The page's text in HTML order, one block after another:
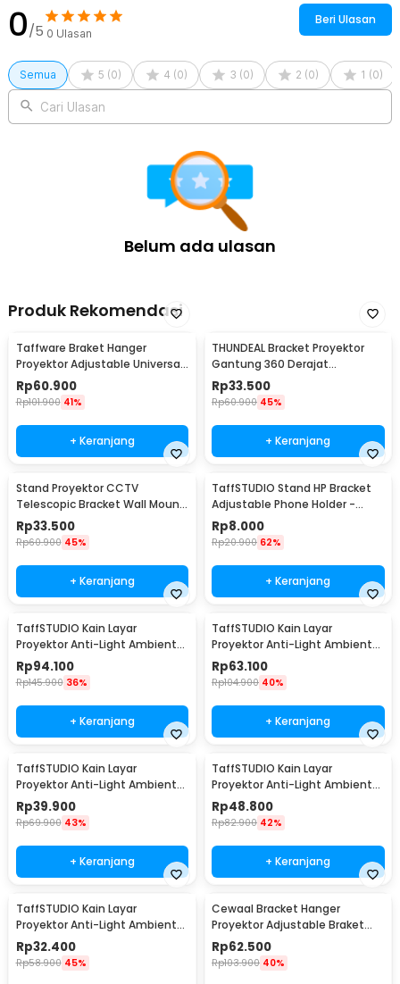
pergeseran tak diinginkan dan memastikan GPU selalu dalam posisi
stabil.
Bracket GPU ini dirancang kompatibel dengan casing ATX mid
tower maupun full tower. Ukurannya memastikan posisi support
tepat di bawah GPU tanpa mengganggu airflow atau kabel
management. Penempatan yang presisi membantu menjaga
Rincian yang Anda dapatkan untuk pembelian produk ini:
0/5 0 Ulasan
Beri Ulasan
Semua 5 (0) 4 (0) 3 (0) 2 (0) 1 (0)
Cari Ulasan
Belum ada ulasan
Produk Rekomendasi
Taffware Braket Hanger
Proyektor Adjustable Universal
Bracket - NB-P1
Rp60.900
Rp101.900 41%
+ Keranjang
THUNDEAL Bracket Proyektor
Gantung 360 Derajat
Adjustable 10kg - PH45
Rp33.500
Rp60.900 45%
+ Keranjang
Stand Proyektor CCTV
Telescopic Bracket Wall Mount
Ball Head - FT-810
Rp33.500
Rp60.900 45%
+ Keranjang
TaffSTUDIO Stand HP Bracket
Adjustable Phone Holder -
H120-B
Rp8.000
Rp20.900 62%
+ Keranjang
TaffSTUDIO Kain Layar
Proyektor Anti-Light Ambient
Screen Curtain 16:9 133 Inch -
L21
Rp94.100
Rp145.900 36%
+ Keranjang
TaffSTUDIO Kain Layar
Proyektor Anti-Light Ambient
Screen Curtain 16:9 100 Inch -
L21
Rp63.100
Rp104.900 40%
+ Keranjang
TaffSTUDIO Kain Layar
Proyektor Anti-Light Ambient
Screen Curtain 16:9 72 Inch -
L21
Rp39.900
Rp69.900 43%
+ Keranjang
TaffSTUDIO Kain Layar
Proyektor Anti-Light Ambient
Screen Curtain 16:9 84 Inch -
L21
Rp48.800
Rp82.900 42%
+ Keranjang
TaffSTUDIO Kain Layar
Proyektor Anti-Light Ambient
Screen Curtain 16:9 60 Inch -
L21
Rp32.400
Rp58.900 45%
Cewaal Bracket Hanger
Proyektor Adjustable Braket
Universal - NB-P7
Rp62.500
Rp103.900 40%